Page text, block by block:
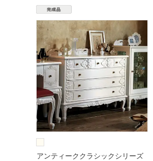
アンティーククラシックシリーズ